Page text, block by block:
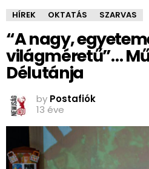
HÍREK OKTATÁS SZARVAS
“A nagy,
világméretű”…
Délutánja
by Postafiók
13 éve